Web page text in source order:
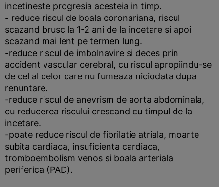
incetineste progresia acesteia in timp.
- reduce riscul de boala coronariana, riscul
scazand brusc la 1-2 ani de la incetare si apoi
scazand mai lent pe termen lung.
-reduce riscul de imbolnavire si deces prin
accident vascular cerebral, cu riscul apropiindu-se
de cel al celor care nu fumeaza niciodata dupa
renuntare.
-reduce riscul de anevrism de aorta abdominala,
cu reducerea riscului crescand cu timpul de la
incetare.
-poate reduce riscul de fibrilatie atriala, moarte
subita cardiaca, insuficienta cardiaca,
tromboembolism venos si boala arteriala
periferica (PAD).